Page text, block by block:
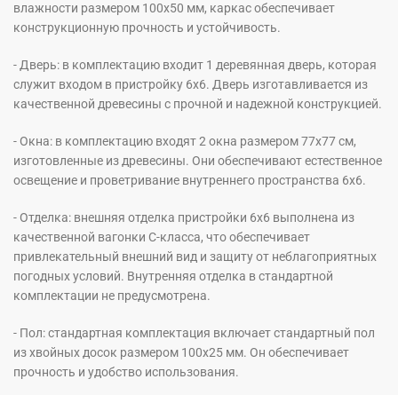
влажности размером 100х50 мм, каркас обеспечивает
конструкционную прочность и устойчивость.
- Дверь: в комплектацию входит 1 деревянная дверь, которая
служит входом в пристройку 6х6. Дверь изготавливается из
качественной древесины с прочной и надежной конструкцией.
- Окна: в комплектацию входят 2 окна размером 77х77 см,
изготовленные из древесины. Они обеспечивают естественное
освещение и проветривание внутреннего пространства 6х6.
- Отделка: внешняя отделка пристройки 6х6 выполнена из
качественной вагонки С-класса, что обеспечивает
привлекательный внешний вид и защиту от неблагоприятных
погодных условий. Внутренняя отделка в стандартной
комплектации не предусмотрена.
- Пол: стандартная комплектация включает стандартный пол
из хвойных досок размером 100х25 мм. Он обеспечивает
прочность и удобство использования.